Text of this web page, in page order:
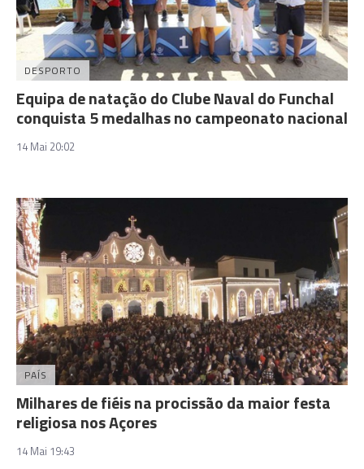
DESPORTO
Equipa de natação do Clube Naval do Funchal
conquista 5 medalhas no campeonato nacional
14 Mai 20:02
PAÍS
Milhares de fiéis na procissão da maior festa
religiosa nos Açores
14 Mai 19:43